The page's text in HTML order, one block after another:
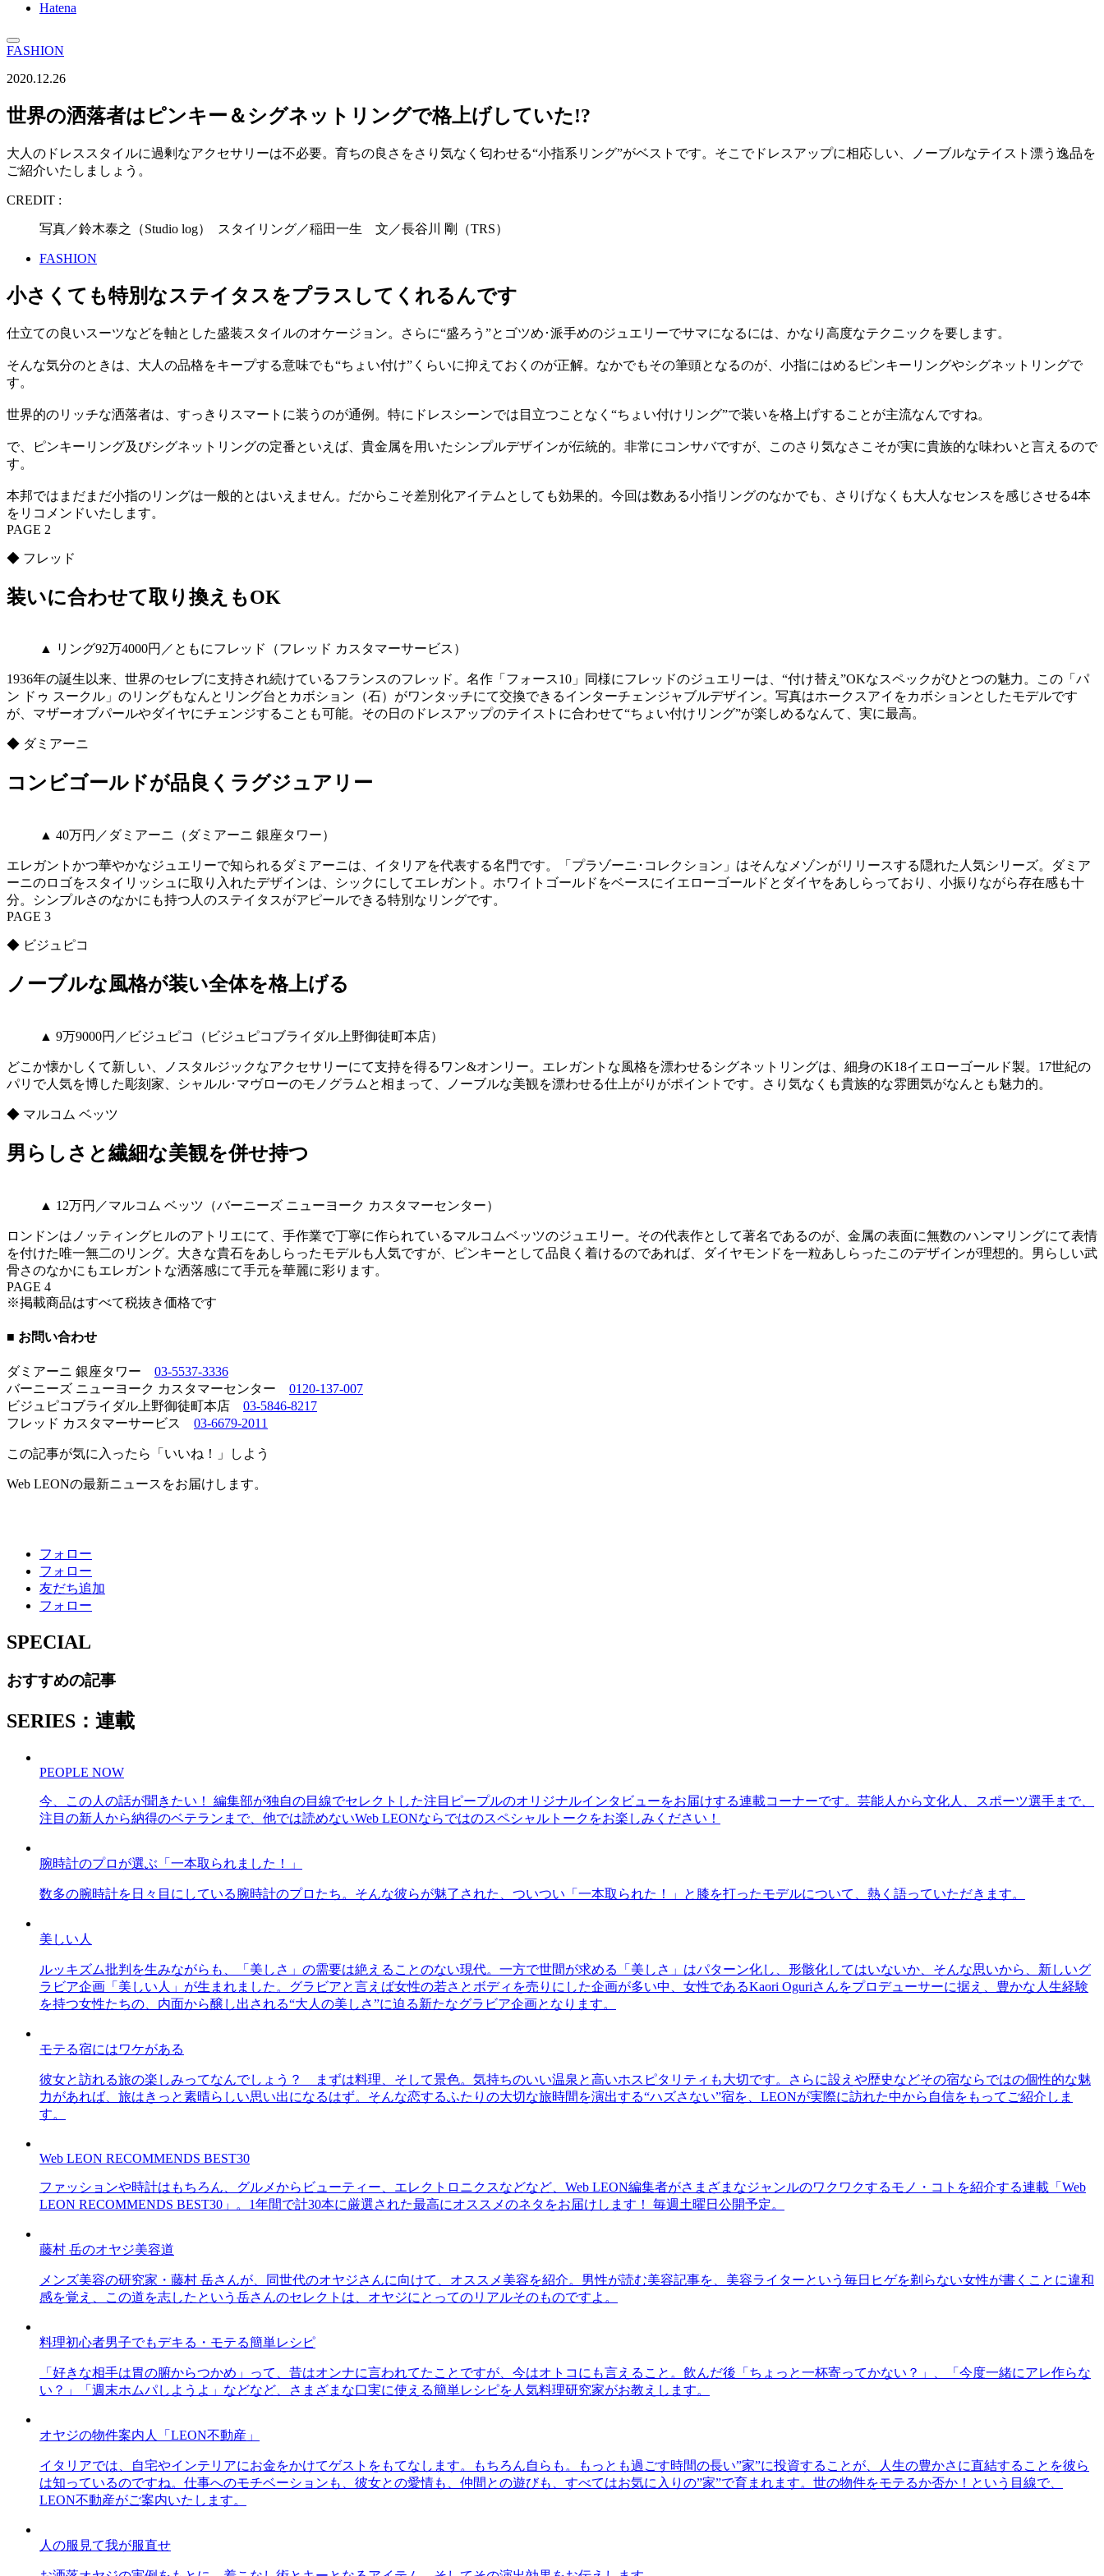
Hatena
FASHION
2020.12.26
世界の洒落者はピンキー＆シグネットリングで格上げしていた!?
大人のドレススタイルに過剰なアクセサリーは不必要。育ちの良さをさり気なく匂わせる“小指系リング”がベストです。そこでドレスアップに相応しい、ノーブルなテイスト漂う逸品を
ご紹介いたしましょう。
CREDIT :
写真／鈴木泰之（Studio log） スタイリング／稲田一生 文／長谷川 剛（TRS）
FASHION
小さくても特別なステイタスをプラスしてくれるんです
仕立ての良いスーツなどを軸とした盛装スタイルのオケージョン。さらに“盛ろう”とゴツめ･派手めのジュエリーでサマになるには、かなり高度なテクニックを要します。
そんな気分のときは、大人の品格をキープする意味でも“ちょい付け”くらいに抑えておくのが正解。なかでもその筆頭となるのが、小指にはめるピンキーリングやシグネットリングで
す。
世界的のリッチな洒落者は、すっきりスマートに装うのが通例。特にドレスシーンでは目立つことなく“ちょい付けリング”で装いを格上げすることが主流なんですね。
で、ピンキーリング及びシグネットリングの定番といえば、貴金属を用いたシンプルデザインが伝統的。非常にコンサバですが、このさり気なさこそが実に貴族的な味わいと言えるので
す。
本邦ではまだまだ小指のリングは一般的とはいえません。だからこそ差別化アイテムとしても効果的。今回は数ある小指リングのなかでも、さりげなくも大人なセンスを感じさせる4本
をリコメンドいたします。
PAGE 2
◆ フレッド
装いに合わせて取り換えもOK
▲ リング92万4000円／ともにフレッド（フレッド カスタマーサービス）
1936年の誕生以来、世界のセレブに支持され続けているフランスのフレッド。名作「フォース10」同様にフレッドのジュエリーは、“付け替え”OKなスペックがひとつの魅力。この「パ
ン ドゥ スークル」のリングもなんとリング台とカボション（石）がワンタッチにて交換できるインターチェンジャブルデザイン。写真はホークスアイをカボションとしたモデルです
が、マザーオブパールやダイヤにチェンジすることも可能。その日のドレスアップのテイストに合わせて“ちょい付けリング”が楽しめるなんて、実に最高。
◆ ダミアーニ
コンビゴールドが品良くラグジュアリー
▲ 40万円／ダミアーニ（ダミアーニ 銀座タワー）
エレガントかつ華やかなジュエリーで知られるダミアーニは、イタリアを代表する名門です。「プラゾーニ･コレクション」はそんなメゾンがリリースする隠れた人気シリーズ。ダミア
ーニのロゴをスタイリッシュに取り入れたデザインは、シックにしてエレガント。ホワイトゴールドをベースにイエローゴールドとダイヤをあしらっており、小振りながら存在感も十
分。シンプルさのなかにも持つ人のステイタスがアピールできる特別なリングです。
PAGE 3
◆ ビジュピコ
ノーブルな風格が装い全体を格上げる
▲ 9万9000円／ビジュピコ（ビジュピコブライダル上野御徒町本店）
どこか懐かしくて新しい、ノスタルジックなアクセサリーにて支持を得るワン&オンリー。エレガントな風格を漂わせるシグネットリングは、細身のK18イエローゴールド製。17世紀の
パリで人気を博した彫刻家、シャルル･マヴローのモノグラムと相まって、ノーブルな美観を漂わせる仕上がりがポイントです。さり気なくも貴族的な雰囲気がなんとも魅力的。
◆ マルコム ベッツ
男らしさと繊細な美観を併せ持つ
▲ 12万円／マルコム ベッツ（バーニーズ ニューヨーク カスタマーセンター）
ロンドンはノッティングヒルのアトリエにて、手作業で丁寧に作られているマルコムベッツのジュエリー。その代表作として著名であるのが、金属の表面に無数のハンマリングにて表情
を付けた唯一無二のリング。大きな貴石をあしらったモデルも人気ですが、ピンキーとして品良く着けるのであれば、ダイヤモンドを一粒あしらったこのデザインが理想的。男らしい武
骨さのなかにもエレガントな洒落感にて手元を華麗に彩ります。
PAGE 4
※掲載商品はすべて税抜き価格です
■ お問い合わせ
ダミアーニ 銀座タワー 03-5537-3336
バーニーズ ニューヨーク カスタマーセンター 0120-137-007
ビジュピコブライダル上野御徒町本店 03-5846-8217
フレッド カスタマーサービス 03-6679-2011
この記事が気に入ったら「いいね！」しよう
Web LEONの最新ニュースをお届けします。
フォロー
フォロー
友だち追加
フォロー
SPECIAL
おすすめの記事
SERIES：連載
PEOPLE NOW
今、この人の話が聞きたい！ 編集部が独自の目線でセレクトした注目ピープルのオリジナルインタビューをお届けする連載コーナーです。芸能人から文化人、スポーツ選手まで、
注目の新人から納得のベテランまで、他では読めないWeb LEONならではのスペシャルトークをお楽しみください！
腕時計のプロが選ぶ「一本取られました！」
数多の腕時計を日々目にしている腕時計のプロたち。そんな彼らが魅了された、ついつい「一本取られた！」と膝を打ったモデルについて、熱く語っていただきます。
美しい人
ルッキズム批判を生みながらも、「美しさ」の需要は絶えることのない現代。一方で世間が求める「美しさ」はパターン化し、形骸化してはいないか、そんな思いから、新しいグ
ラビア企画「美しい人」が生まれました。グラビアと言えば女性の若さとボディを売りにした企画が多い中、女性であるKaori Oguriさんをプロデューサーに据え、豊かな人生経験
を持つ女性たちの、内面から醸し出される“大人の美しさ”に迫る新たなグラビア企画となります。
モテる宿にはワケがある
彼女と訪れる旅の楽しみってなんでしょう？ まずは料理、そして景色。気持ちのいい温泉と高いホスピタリティも大切です。さらに設えや歴史などその宿ならではの個性的な魅
力があれば、旅はきっと素晴らしい思い出になるはず。そんな恋するふたりの大切な旅時間を演出する“ハズさない”宿を、LEONが実際に訪れた中から自信をもってご紹介しま
す。
Web LEON RECOMMENDS BEST30
ファッションや時計はもちろん、グルメからビューティー、エレクトロニクスなどなど、Web LEON編集者がさまざまなジャンルのワクワクするモノ・コトを紹介する連載「Web
LEON RECOMMENDS BEST30」。1年間で計30本に厳選された最高にオススメのネタをお届けします！ 毎週土曜日公開予定。
藤村 岳のオヤジ美容道
メンズ美容の研究家・藤村 岳さんが、同世代のオヤジさんに向けて、オススメ美容を紹介。男性が読む美容記事を、美容ライターという毎日ヒゲを剃らない女性が書くことに違和
感を覚え、この道を志したという岳さんのセレクトは、オヤジにとってのリアルそのものですよ。
料理初心者男子でもデキる・モテる簡単レシピ
「好きな相手は胃の腑からつかめ」って、昔はオンナに言われてたことですが、今はオトコにも言えること。飲んだ後「ちょっと一杯寄ってかない？」、「今度一緒にアレ作らな
い？」「週末ホムパしようよ」などなど、さまざまな口実に使える簡単レシピを人気料理研究家がお教えします。
オヤジの物件案内人「LEON不動産」
イタリアでは、自宅やインテリアにお金をかけてゲストをもてなします。もちろん自らも。もっとも過ごす時間の長い”家”に投資することが、人生の豊かさに直結することを彼ら
は知っているのですね。仕事へのモチベーションも、彼女との愛情も、仲間との遊びも、すべてはお気に入りの”家”で育まれます。世の物件をモテるか否か！という目線で、
LEON不動産がご案内いたします。
人の服見て我が服直せ